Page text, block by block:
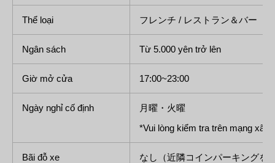
Thể loại フレンチ / レストラン＆バー
Ngân sách Từ 5.000 yên trở lên
Giờ mở cửa 17:00~23:00
Ngày nghỉ cố định
月曜・火曜
*Vui lòng kiểm tra trên mạng xã
Bãi đỗ xe なし（近隣コインパーキングを